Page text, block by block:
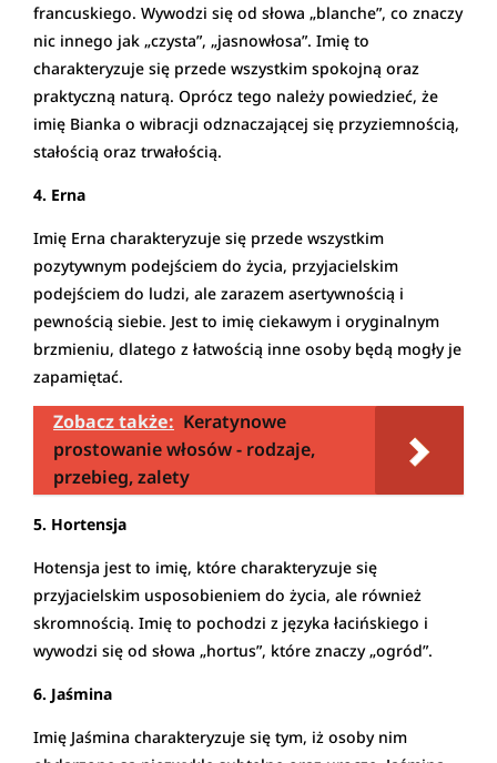
francuskiego. Wywodzi się od słowa „blanche”, co znaczy
nic innego jak „czysta”, „jasnowłosa”. Imię to
charakteryzuje się przede wszystkim spokojną oraz
praktyczną naturą. Oprócz tego należy powiedzieć, że
imię Bianka o wibracji odznaczającej się przyziemnością,
stałością oraz trwałością.
4. Erna
Imię Erna charakteryzuje się przede wszystkim
pozytywnym podejściem do życia, przyjacielskim
podejściem do ludzi, ale zarazem asertywnością i
pewnością siebie. Jest to imię ciekawym i oryginalnym
brzmieniu, dlatego z łatwością inne osoby będą mogły je
zapamiętać.
Zobacz także: Keratynowe
prostowanie włosów - rodzaje,
przebieg, zalety
5. Hortensja
Hotensja jest to imię, które charakteryzuje się
przyjacielskim usposobieniem do życia, ale również
skromnością. Imię to pochodzi z języka łacińskiego i
wywodzi się od słowa „hortus”, które znaczy „ogród”.
6. Jaśmina
Imię Jaśmina charakteryzuje się tym, iż osoby nim